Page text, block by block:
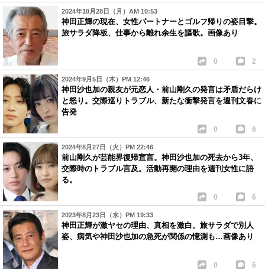
2024年10月28日（月）AM 10:53
神田正輝の現在、女性パートナーとゴルフ帰りの姿目撃。
旅サラダ降板、仕事から離れ余生を謳歌。画像あり
0 2
2024年9月5日（木）PM 12:46
神田沙也加の親友が元恋人・前山剛久の発言は矛盾だらけ
と怒り。交際巡りトラブル、新たな衝撃発言を週刊文春に
告発
0 6
2024年8月27日（火）PM 22:46
前山剛久が芸能界復帰宣言。神田沙也加の死去から3年、
交際時のトラブル言及。活動再開の理由を週刊女性に語
る。
0 6
2023年8月23日（水）PM 19:33
神田正輝が激ヤセの理由、真相を激白。旅サラダで別人
姿、病気や神田沙也加の急死が関係の憶測も…画像あり
0 6